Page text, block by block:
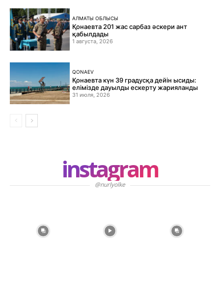
АЛМАТЫ ОБЛЫСЫ
Қонаевта 201 жас сарбаз әскери ант
қабылдады
1 августа, 2026
QONAEV
Қонаевта күн 39 градусқа дейін ысиды:
елімізде дауылды ескерту жарияланды
31 июля, 2026
instagram
@nurlyolke